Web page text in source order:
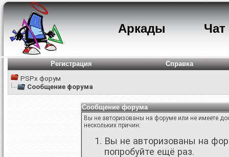
Аркады Чат
Регистрация
Справка
PSPx форум
Сообщение форума
Сообщение форума
Вы не авторизованы на форуме или не имеете
нескольких причин:
Вы не авторизованы на
попробуйте ещё раз.